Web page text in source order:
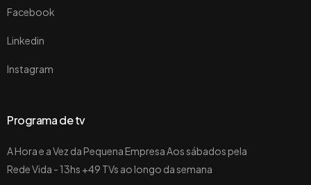
Facebook
Linkedin
Instagram
Programa de tv
A Hora e a Vez da Pequena Empresa Aos sábados pela
Rede Vida - 13hs +49 TVs ao longo da semana